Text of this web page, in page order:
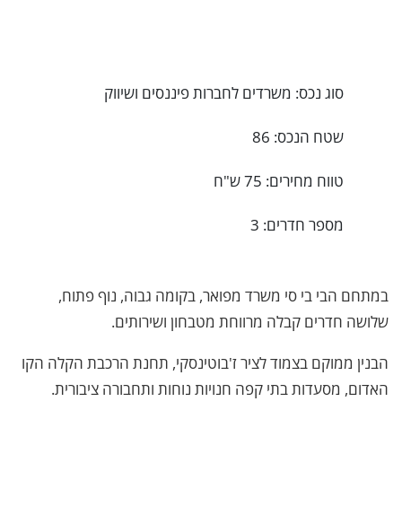
סוג נכס: משרדים לחברות פיננסים ושיווק
שטח הנכס: 86
טווח מחירים: 75 ש"ח
מספר חדרים: 3
במתחם הבי בי סי משרד מפואר, בקומה גבוה, נוף פתוח,
שלושה חדרים קבלה מרווחת מטבחון ושירותים.
הבנין ממוקם בצמוד לציר ז'בוטינסקי, תחנת הרכבת הקלה הקו
האדום, מסעדות בתי קפה חנויות נוחות ותחבורה ציבורית.